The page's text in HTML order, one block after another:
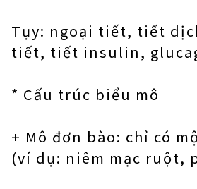
Tụy: ngoại tiết, tiết
tiết, tiết insulin,
* Cấu trúc biểu mô
+ Mô đơn bào: chỉ có
(ví dụ: niêm mạc ruột,